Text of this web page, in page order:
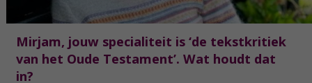
Mirjam, jouw specialiteit is ‘de tekstkritiek
van het Oude Testament’. Wat houdt dat
in?